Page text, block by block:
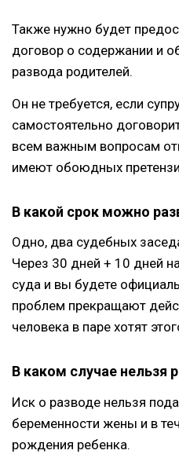
Также нужно будет
договор о содержании и
развода родителей.
Он не требуется, если
самостоятельно
всем важным вопросам
имеют обоюдных
В какой срок можно
Одно, два судебных
Через 30 дней + 10 дней
суда и вы будете
проблем прекращают
человека в паре хотят
В каком случае нельзя
Иск о разводе нельзя
беременности жены и в
рождения ребенка.